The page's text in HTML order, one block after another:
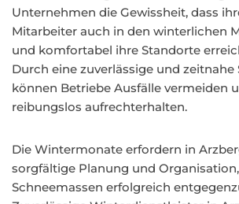
Unternehmen die Gewissheit, dass
Mitarbeiter auch in den winterlichen
und komfortabel ihre Standorte
Durch eine zuverlässige und
können Betriebe Ausfälle vermeiden
reibungslos aufrechterhalten.
Die Wintermonate erfordern in
sorgfältige Planung und
Schneemassen erfolgreich